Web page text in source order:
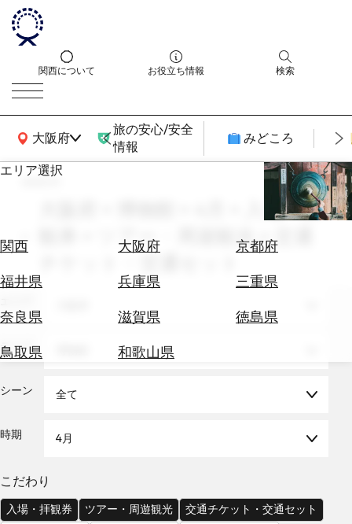
関西について お役立ち情報 検索
大阪府
関西広域MAP
旅の安心/安全
情報
みどころ
エリア選択
関西 大阪府
京都府
福井県
兵庫県
三重県
奈良県
滋賀県
徳島県
鳥取県
和歌山県
エ
券
テ
を
を
見
る
search
大阪府 × 博物館 × 4月 × 入場・拝
観券 × ツアー・周遊観光 × 交通
テーマ
シーン 全て
時期 4月
こだわり
入場・拝観券 ツアー・周遊観光
交通チケット・交通セット